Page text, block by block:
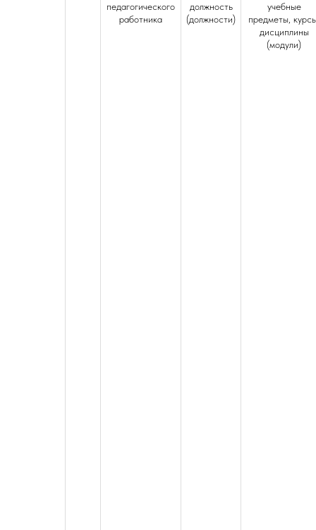
педагогического
работника
должность
(должности)
учебные
предметы,
дисциплины
(модули)